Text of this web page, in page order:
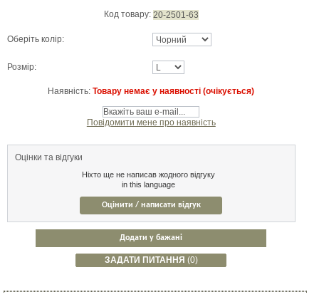
Код товару: 20-2501-63
Оберіть колір:
Розмір:
Наявність: Товару немає у наявності (очікується)
Повідомити мене про наявність
Оцінки та відгуки
Ніхто ще не написав жодного відгуку
in this language
Оцінити / написати відгук
Додати у бажані
ЗАДАТИ ПИТАННЯ (0)